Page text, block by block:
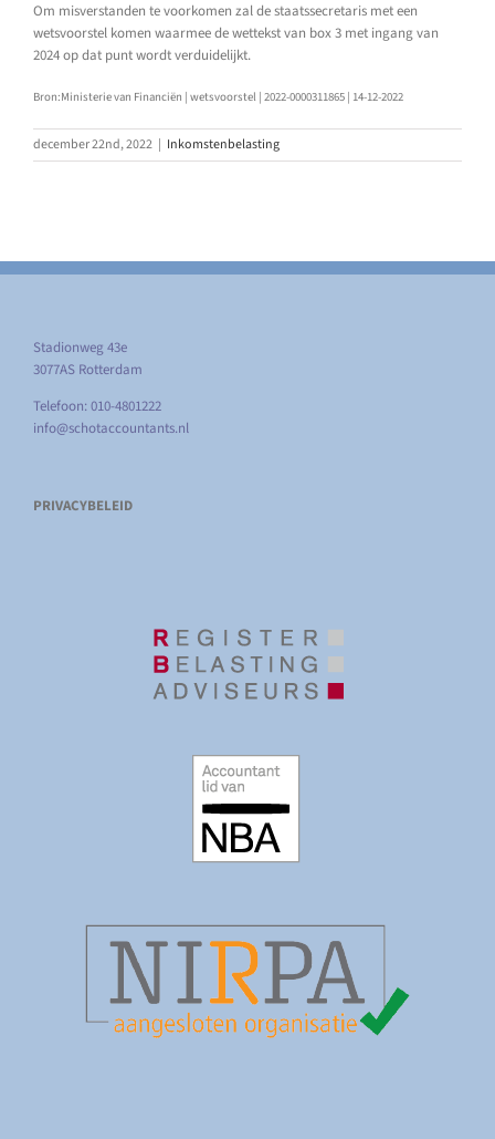
Om misverstanden te voorkomen zal de staatssecretaris met een
wetsvoorstel komen waarmee de wettekst van box 3 met ingang van
2024 op dat punt wordt verduidelijkt.
Bron:Ministerie van Financiën | wetsvoorstel | 2022-0000311865 | 14-12-2022
december 22nd, 2022 | Inkomstenbelasting
Stadionweg 43e
3077AS Rotterdam
Telefoon: 010-4801222
info@schotaccountants.nl
PRIVACYBELEID